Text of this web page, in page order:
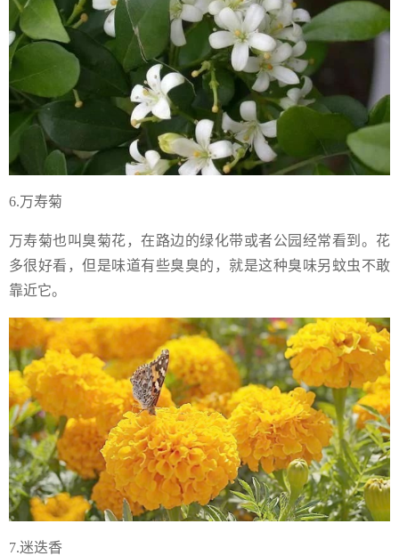
6.万寿菊
万寿菊也叫臭菊花，在路边的绿化带或者公园经常看到。花
多很好看，但是味道有些臭臭的，就是这种臭味另蚊虫不敢
靠近它。
7.迷迭香